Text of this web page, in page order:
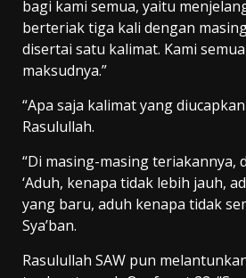
bagi kami semua, yaitu
berteriak tiga kali dengan
disertai satu kalimat. Kami
maksudnya.”
“Apa saja kalimat yang
Rasulullah.
“Di masing-masing teriakannya,
‘Aduh, kenapa tidak lebih jauh,
yang baru, aduh kenapa tidak
Sya’ban.
Rasulullah SAW pun